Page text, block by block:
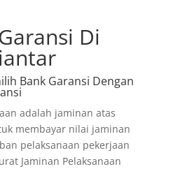
Di
Bank Garansi Dengan
adalah jaminan atas
membayar nilai jaminan
pelaksanaan pekerjaan
Jaminan Pelaksanaan